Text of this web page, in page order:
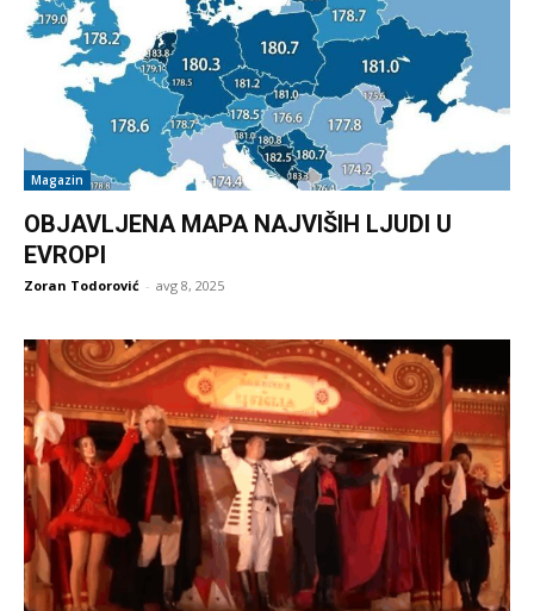
Magazin
OBJAVLJENA MAPA NAJVIŠIH LJUDI U
EVROPI
Zoran Todorović - avg 8, 2025